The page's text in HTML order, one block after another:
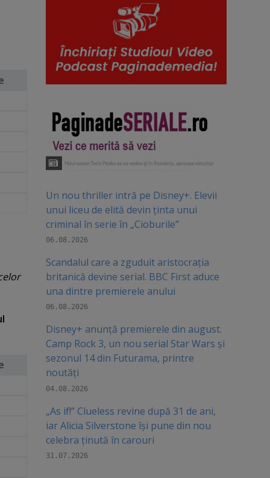
Un nou thriller intră pe Disney+. Elevii
unui liceu de elită devin ținta unui
criminal în serie în „Cioburile”
06.08.2026
Scandalul care a zguduit aristocrația
britanică devine serial. BBC First aduce
una dintre premierele anului
06.08.2026
Disney+ anunță premierele din august.
Camp Rock 3, un nou serial Star Wars și
sezonul 14 din Futurama, printre
noutăți
04.08.2026
„As if!” Clueless revine după 31 de ani,
iar Alicia Silverstone își pune din nou
celebra ținută în carouri
31.07.2026